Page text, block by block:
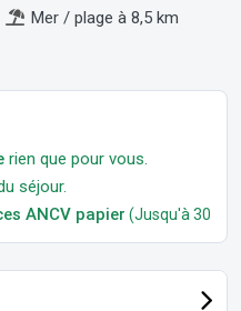
Mer / plage à 8,5 km
rien que pour vous.
séjour.
ANCV papier (Jusqu'à 30